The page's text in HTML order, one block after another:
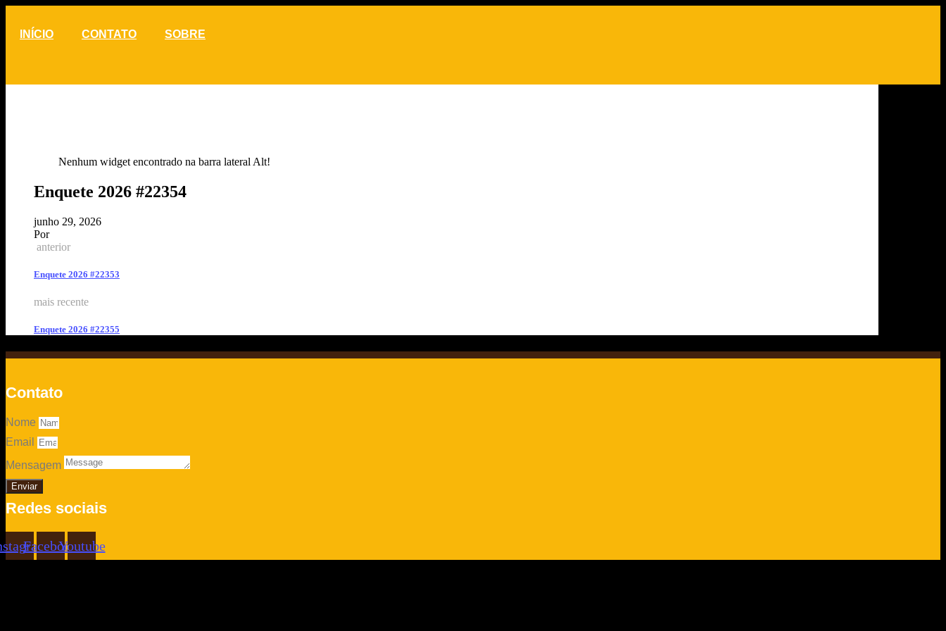
INÍCIO CONTATO SOBRE
Nenhum widget encontrado na barra lateral Alt!
Enquete 2026 #22354
junho 29, 2026
Por
anterior
Enquete 2026 #22353
mais recente
Enquete 2026 #22355
Contato
Nome
Email
Mensagem
Enviar
Redes sociais
FacebookYoutube